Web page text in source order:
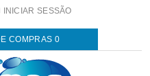
INICIAR SESSÃO
COMPRAS 0